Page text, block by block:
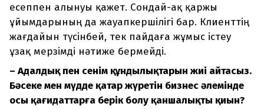
есеппен алынуы қажет. Сондай-ақ қаржы
ұйымдарының да жауапкершілігі бар. Клиенттің
жағдайын түсінбей, тек пайдаға жұмыс істеу
ұзақ мерзімді нәтиже бермейді.
– Адалдық пен сенім құндылықтарын жиі айтасыз.
Бәсеке мен мүдде қатар жүретін бизнес әлемінде
осы қағидаттарға берік болу қаншалықты қиын?